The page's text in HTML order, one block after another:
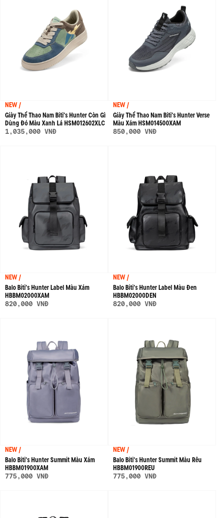
NEW /
Giày Thể Thao Nam Biti's Hunter Còn Gì
Dùng Đó Màu Xanh Lá HSM012602XLC
1,035,000 VNĐ
NEW /
Giày Thể Thao Nam Biti's Hunter Verse
Màu Xám HSM014500XAM
850,000 VNĐ
NEW /
Balo Biti's Hunter Label Màu Xám
HBBM02000XAM
820,000 VNĐ
NEW /
Balo Biti's Hunter Label Màu Đen
HBBM02000DEN
820,000 VNĐ
NEW /
Balo Biti's Hunter Summit Màu Xám
HBBM01900XAM
775,000 VNĐ
NEW /
Balo Biti's Hunter Summit Màu Rêu
HBBM01900REU
775,000 VNĐ